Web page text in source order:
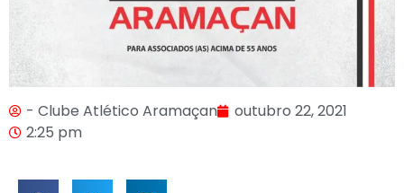
- Clube Atlético Aramaçan
outubro 22, 2021
2:25 pm